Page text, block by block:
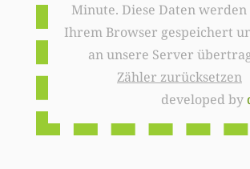
Minute. Diese Daten
Ihrem Browser gespeichert
an unsere Server
Zähler zurücksetzen
developed by